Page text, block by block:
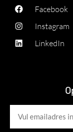
Facebook
Instagram
LinkedIn